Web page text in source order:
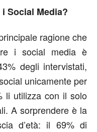
Social Media?
ragione che
i social media è
degli intervistati,
unicamente per
li utilizza con il solo
A sorprendere è la
d’età: il 69% di